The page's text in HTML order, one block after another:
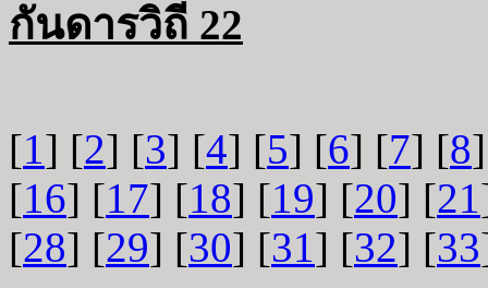
กันดารวิถี 22
[1] [2] [3] [4] [5] [6] [7] [8
[16] [17] [18] [19] [20] [21
[28] [29] [30] [31] [32] [33